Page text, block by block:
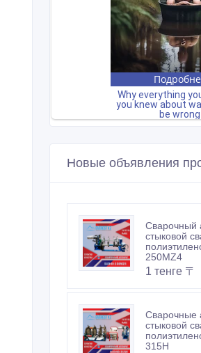
Новые объявления
Сварочный
стыковой
250MZ4
1 тенге 〒
Сварочные
стыковой
315Н